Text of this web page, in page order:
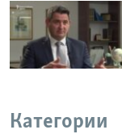
Категории